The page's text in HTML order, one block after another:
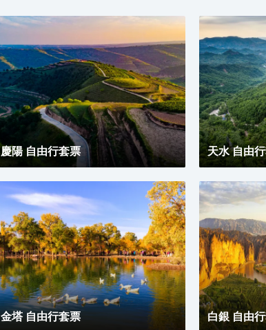
來。展館裡的人像非常逼真，
的錯覺。館內展示了馬家窯文
今四五千年的眾多陶器，雖然
經非常精美，有各種漂亮的花
觀。
古生物主題展分為兩個展館，
恐龍等古代生物嘅化石，比較
國先進發現較大嘅古象化石。
展，行入展館就好似置身於恐
位於二樓嘅紅色甘肅主題展館
同陝甘寧邊區嘅革命文物，可以
甘肅省博物館的二樓設有一間
啡廳相若，如果走累了可以進
有不定時的義工為大家提供講
需預約專人講解，需提前致電
同，約為100-300元不等。亦可
絡，掃描文物的QR code收聽
免費輪椅借用和行李寄存等服
慶陽 自由行套票 天水 自由
金塔 自由行套票 白銀 自由